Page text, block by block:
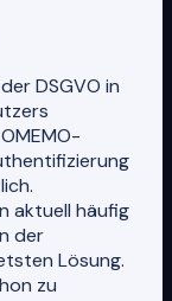
DSGVO in
aktuell häufig
der
Lösung.
zu